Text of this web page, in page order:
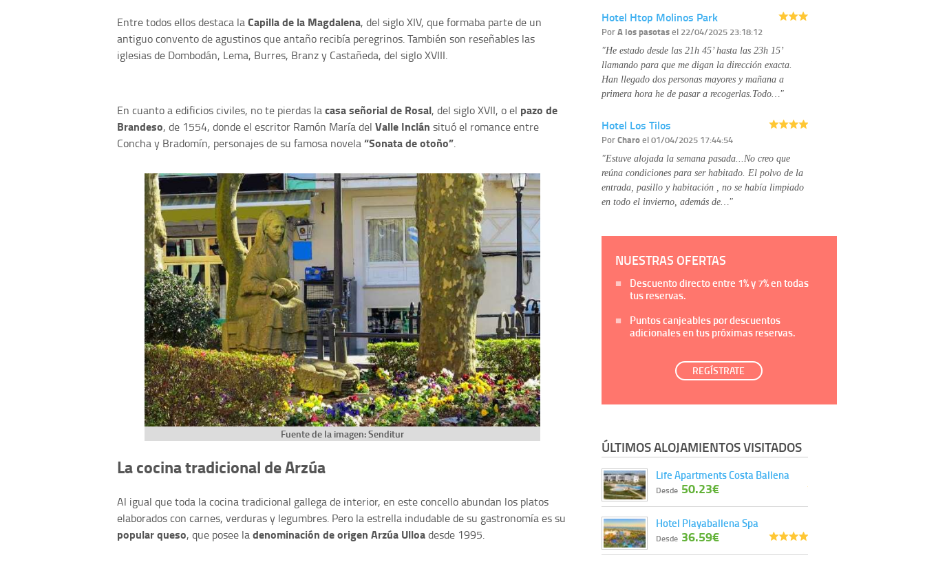
Entre todos ellos destaca laCapilla de la Magdalena, del siglo XIV, que formaba parte de un
antiguo convento de agustinos que antaño recibía peregrinos. También son reseñables las
iglesias de Dombodán, Lema, Burres, Branz y Castañeda, del siglo XVIII.
En cuanto a edificios civiles, no te pierdas lacasa señorial de Rosal, del siglo XVII, o el pazo de
Brandeso, de 1554, donde el escritor Ramón María del Valle Inclán situó el romance entre
Concha y Bradomín, personajes de su famosa novela“Sonata de otoño”.
Fuente de la imagen: Senditur
La cocina tradicional de Arzúa
Al igual que toda la cocina tradicional gallega de interior, en este concello abundan los platos
elaborados con carnes, verduras y legumbres. Pero la estrella indudable de su gastronomía es su
popular queso, que posee ladenominación de origen Arzúa Ulloadesde 1995.
página web.
Información complementaria:Puede consultar
tratamos sus datos en lapolítica de privacidad
Hotel Htop Molinos Park
PorA los pasotasel 22/04/2025 23:18:12
"He estado desde las 21h 45’ hasta las 23h 15’
llamando para que me digan la dirección exacta.
Han llegado dos personas mayores y mañana a
primera hora he de pasar a recogerlas.Todo…"
Hotel Los Tilos
PorCharoel 01/04/2025 17:44:54
"Estuve alojada la semana pasada...No creo que
reúna condiciones para ser habitado. El polvo de la
entrada, pasillo y habitación , no se había limpiado
en todo el invierno, además de…"
NUESTRAS OFERTAS
Descuento directo entre 1%y7%en todas
tus reservas.
Puntos canjeables por descuentos
adicionales en tus próximas reservas.
REGÍSTRATE
ÚLTIMOS ALOJAMIENTOS VISITADOS
Life Apartments Costa Ballena
Desde 50.23€
Hotel Playaballena Spa
Desde 36.59€